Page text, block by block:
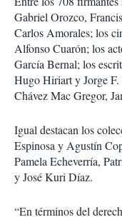
Gabriel Orozco,
Carlos Amorales; los
Alfonso Cuarón; los
García Bernal; los
Hugo Hiriart y Jorge F.
Chávez Mac Gregor,
Igual destacan los
Espinosa y Agustín
Pamela Echeverría,
y José Kuri Díaz.
“En términos del